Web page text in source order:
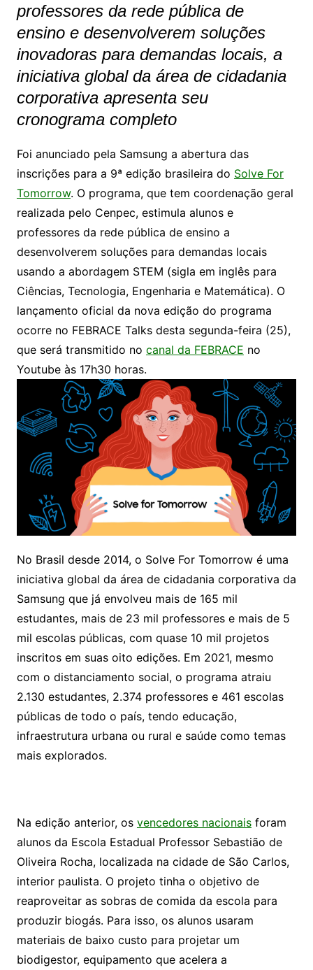
professores da rede pública de
ensino e desenvolverem soluções
inovadoras para demandas locais, a
iniciativa global da área de cidadania
corporativa apresenta seu
cronograma completo
Foi anunciado pela Samsung a abertura das
inscrições para a 9ª edição brasileira do Solve For
Tomorrow. O programa, que tem coordenação geral
realizada pelo Cenpec, estimula alunos e
professores da rede pública de ensino a
desenvolverem soluções para demandas locais
usando a abordagem STEM (sigla em inglês para
Ciências, Tecnologia, Engenharia e Matemática). O
lançamento oficial da nova edição do programa
ocorre no FEBRACE Talks desta segunda-feira (25),
que será transmitido no canal da FEBRACE no
Youtube às 17h30 horas.
No Brasil desde 2014, o Solve For Tomorrow é uma
iniciativa global da área de cidadania corporativa da
Samsung que já envolveu mais de 165 mil
estudantes, mais de 23 mil professores e mais de 5
mil escolas públicas, com quase 10 mil projetos
inscritos em suas oito edições. Em 2021, mesmo
com o distanciamento social, o programa atraiu
2.130 estudantes, 2.374 professores e 461 escolas
públicas de todo o país, tendo educação,
infraestrutura urbana ou rural e saúde como temas
mais explorados.
Na edição anterior, os vencedores nacionaisforam
alunos da Escola Estadual Professor Sebastião de
Oliveira Rocha, localizada na cidade de São Carlos,
interior paulista. O projeto tinha o objetivo de
reaproveitar as sobras de comida da escola para
produzir biogás. Para isso, os alunos usaram
materiais de baixo custo para projetar um
biodigestor, equipamento que acelera a